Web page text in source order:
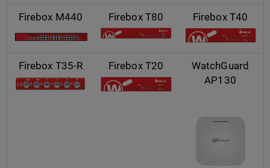
Firebox M440 Firebox T80 Firebox T40
Firebox T35-R Firebox T20
WatchGuard
AP130